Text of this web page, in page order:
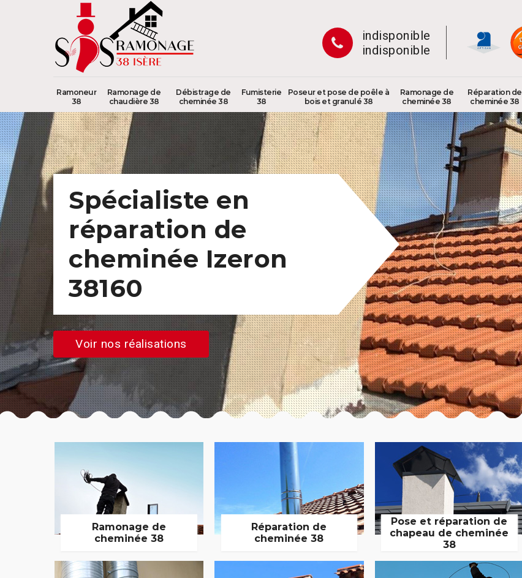
indisponible
indisponible
Ramoneur
38
Ramonage de
chaudière 38
Débistrage de
cheminée 38
Fumisterie
38
Poseur et pose de poêle à
bois et granulé 38
Ramonage de
cheminée 38
Réparation de
cheminée 38
Spécialiste en
réparation de
cheminée Izeron
38160
Voir nos réalisations
Ramonage de
cheminée 38
Réparation de
cheminée 38
Pose et réparation de
chapeau de cheminée
38